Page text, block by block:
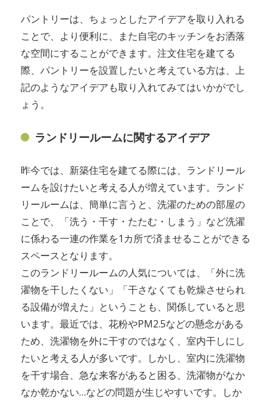
パントリーは、ちょっとしたアイデアを取り入れる
ことで、より便利に、また自宅のキッチンをお洒落
な空間にすることができます。注文住宅を建てる
際、パントリーを設置したいと考えている方は、上
記のようなアイデアも取り入れてみてはいかがでし
ょう。
ランドリールームに関するアイデア
昨今では、新築住宅を建てる際には、ランドリール
ームを設けたいと考える人が増えています。ランド
リールームは、簡単に言うと、洗濯のための部屋の
ことで、「洗う・干す・たたむ・しまう」など洗濯
に係わる一連の作業を1カ所で済ませることができる
スペースとなります。
このランドリールームの人気については、「外に洗
濯物を干したくない」「干さなくても乾燥させられ
る設備が増えた」ということも、関係していると思
います。最近では、花粉やPM2.5などの懸念がある
ため、洗濯物を外に干すのではなく、室内干しにし
たいと考える人が多いです。しかし、室内に洗濯物
を干す場合、急な来客があると困る、洗濯物がなか
なか乾かない…などの問題が生じやすいです。しか